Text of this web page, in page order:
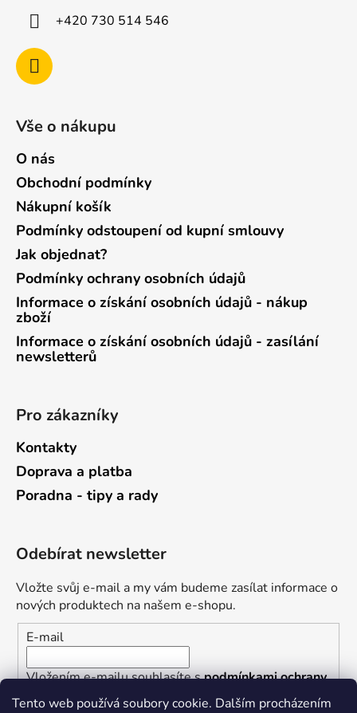
Tento web používá soubory cookie. Dalším procházením
+420 730 514 546
Vše o nákupu
O nás
Obchodní podmínky
Nákupní košík
Podmínky odstoupení od kupní smlouvy
Jak objednat?
Podmínky ochrany osobních údajů
Informace o získání osobních údajů - nákup
zboží
Informace o získání osobních údajů - zasílání
newsletterů
Pro zákazníky
Kontakty
Doprava a platba
Poradna - tipy a rady
Odebírat newsletter
Vložte svůj e-mail a my vám budeme zasílat informace o
nových produktech na našem e-shopu.
E-mail
Vložením e-mailu souhlasíte spodmínkami ochrany
osobních údajů